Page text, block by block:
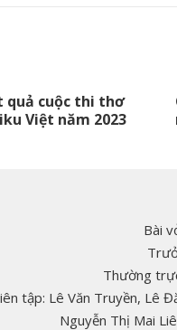
quả cuộc thi thơ
Việt năm 2023
Bài
Thường
tập: Lê Văn Truyền, Lê
Nguyễn Thị Mai